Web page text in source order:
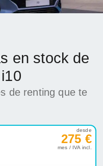
en stock de
de renting que te
desde
275 €
mes / IVA incl.